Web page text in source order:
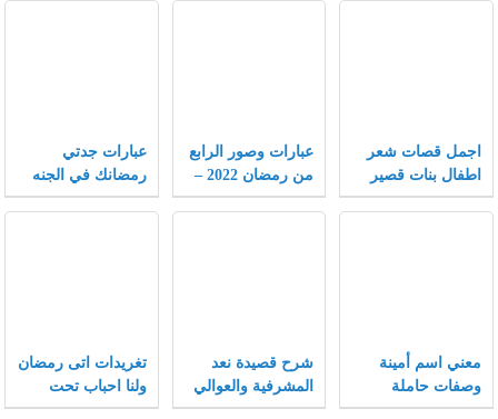
اجمل قصات شعر
اطفال بنات قصير
جدا 2022 جديدة
عبارات وصور الرابع
من رمضان 2022 –
موقع محتويات
عبارات جدتي
رمضانك في الجنه
اجمل حزينة ومؤثرة
معني اسم أمينة
وصفات حاملة
الاسم وحكم
شرح قصيدة نعد
المشرفية والعوالي
تغريدات اتى رمضان
ولنا احباب تحت
التراب تويتر 2022